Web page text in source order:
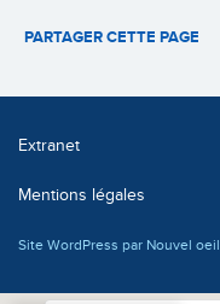
PARTAGER CETTE PAGE
Extranet
Mentions légales
Site WordPress par Nouvel oeil